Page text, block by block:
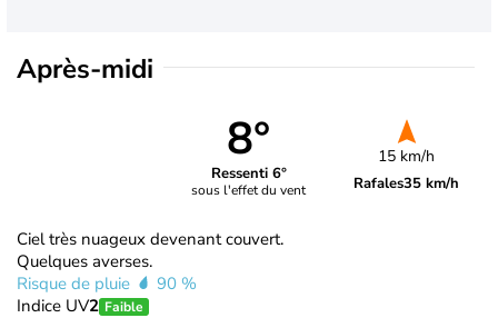
Après-midi
8°
Ressenti 6°
sous l'effet du vent
15 km/h
Rafales35 km/h
Ciel très nuageux devenant couvert.
Quelques averses.
Risque de pluie
90 %
Indice UV2 Faible